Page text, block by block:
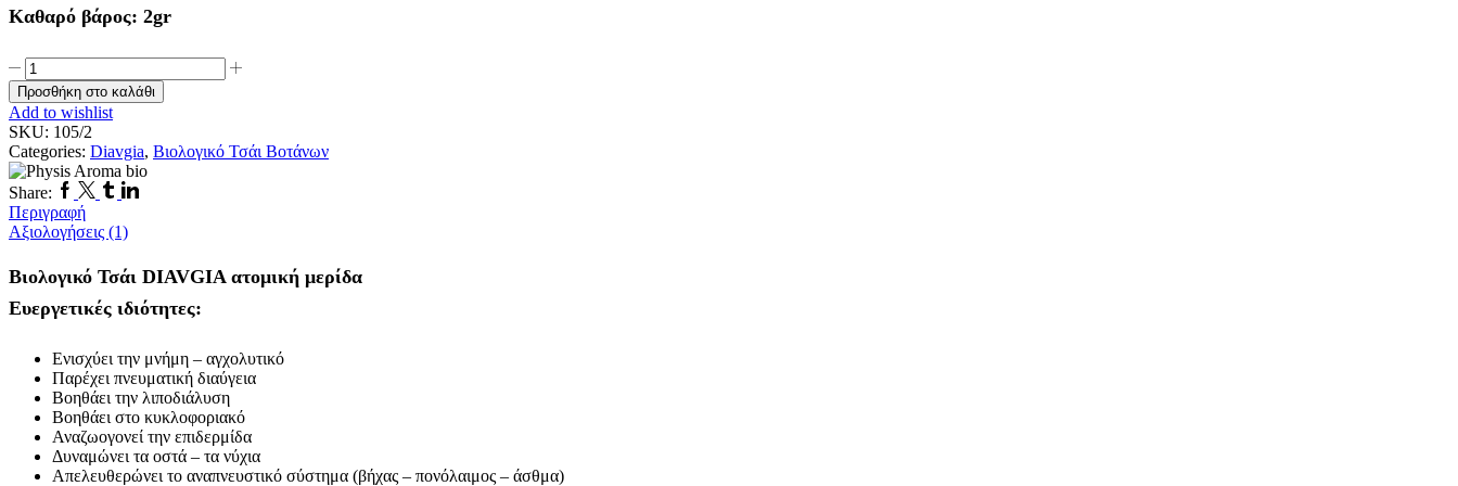
Καθαρό βάρος: 2gr
Βιολογικό
Τσάι
DIAVGIA
ατομική
μερίδα
ποσότητα
Προσθήκη στο καλάθι
Add to wishlist
SKU: 105/2
Categories: Diavgia, Βιολογικό Τσάι Βοτάνων
Share: Facebook
Twitter
TumblrLinkedin
Περιγραφή
Αξιολογήσεις (1)
Βιολογικό Τσάι DIAVGIA ατομική μερίδα
Ευεργετικές ιδιότητες:
Ενισχύει την μνήμη – αγχολυτικό
Παρέχει πνευματική διαύγεια
Βοηθάει την λιποδιάλυση
Βοηθάει στο κυκλοφοριακό
Αναζωογονεί την επιδερμίδα
Δυναμώνει τα οστά – τα νύχια
Απελευθερώνει το αναπνευστικό σύστημα (βήχας – πονόλαιμος – άσθμα)